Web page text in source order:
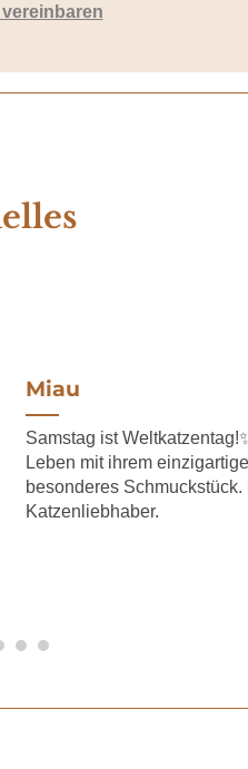
Miau
Samstag ist
Leben mit ihrem
besonderes
Katzenliebhaber.